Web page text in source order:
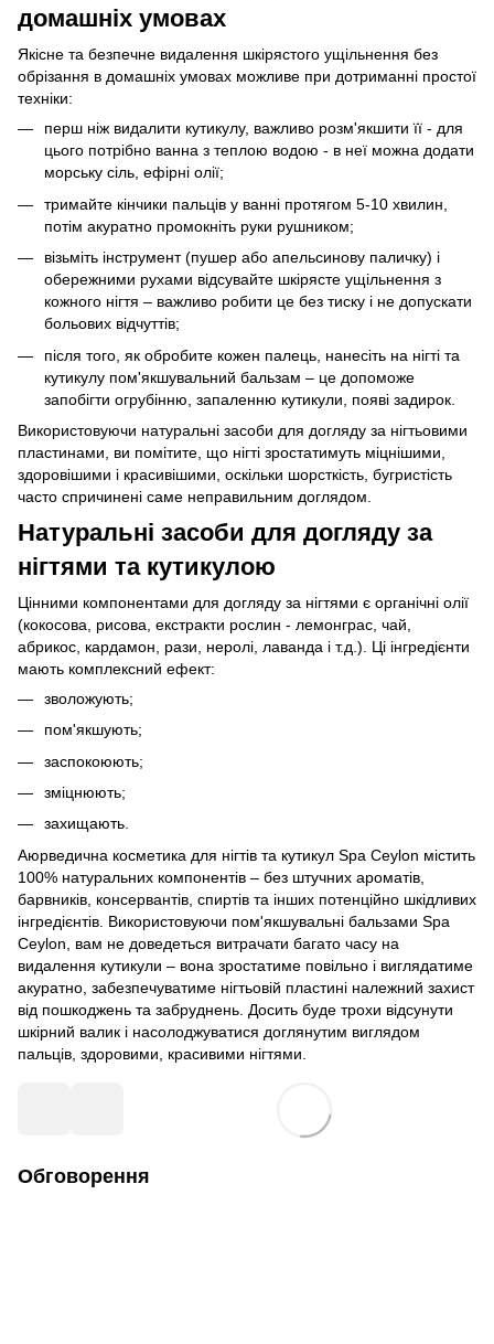
домашніх умовах
Якісне та безпечне видалення шкірястого ущільнення без
обрізання в домашніх умовах можливе при дотриманні простої
техніки:
перш ніж видалити кутикулу, важливо розм'якшити її - для
цього потрібно ванна з теплою водою - в неї можна додати
морську сіль, ефірні олії;
тримайте кінчики пальців у ванні протягом 5-10 хвилин,
потім акуратно промокніть руки рушником;
візьміть інструмент (пушер або апельсинову паличку) і
обережними рухами відсувайте шкірясте ущільнення з
кожного нігтя – важливо робити це без тиску і не допускати
больових відчуттів;
після того, як обробите кожен палець, нанесіть на нігті та
кутикулу пом'якшувальний бальзам – це допоможе
запобігти огрубінню, запаленню кутикули, появі задирок.
Використовуючи натуральні засоби для догляду за нігтьовими
пластинами, ви помітите, що нігті зростатимуть міцнішими,
здоровішими і красивішими, оскільки шорсткість, бугристість
часто спричинені саме неправильним доглядом.
Натуральні засоби для догляду за
нігтями та кутикулою
Цінними компонентами для догляду за нігтями є органічні олії
(кокосова, рисова, екстракти рослин - лемонграс, чай,
абрикос, кардамон, рази, неролі, лаванда і т.д.). Ці інгредієнти
мають комплексний ефект:
зволожують;
пом'якшують;
заспокоюють;
зміцнюють;
захищають.
Аюрведична косметика для нігтів та кутикул Spa Ceylon містить
100% натуральних компонентів – без штучних ароматів,
барвників, консервантів, спиртів та інших потенційно шкідливих
інгредієнтів. Використовуючи пом'якшувальні бальзами Spa
Ceylon, вам не доведеться витрачати багато часу на
видалення кутикули – вона зростатиме повільно і виглядатиме
акуратно, забезпечуватиме нігтьовій пластині належний захист
від пошкоджень та забруднень. Досить буде трохи відсунути
шкірний валик і насолоджуватися доглянутим виглядом
пальців, здоровими, красивими нігтями.
Обговорення